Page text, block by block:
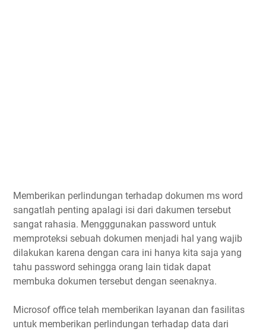
Memberikan perlindungan terhadap dokumen ms word
sangatlah penting apalagi isi dari dakumen tersebut
sangat rahasia. Mengggunakan password untuk
memproteksi sebuah dokumen menjadi hal yang wajib
dilakukan karena dengan cara ini hanya kita saja yang
tahu password sehingga orang lain tidak dapat
membuka dokumen tersebut dengan seenaknya.
Microsof office telah memberikan layanan dan fasilitas
untuk memberikan perlindungan terhadap data dari